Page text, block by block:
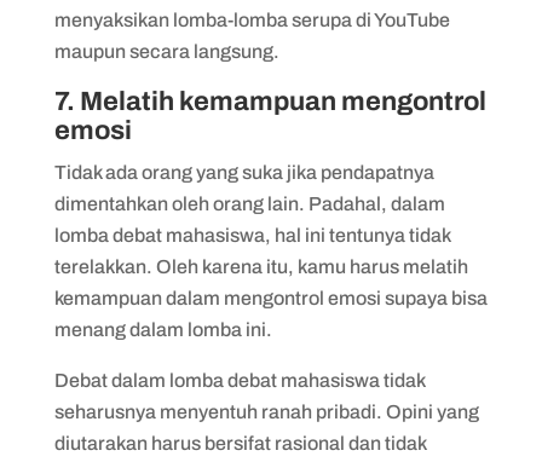
menyaksikan lomba-lomba serupa di YouTube
maupun secara langsung.
7. Melatih kemampuan mengontrol
emosi
Tidak ada orang yang suka jika pendapatnya
dimentahkan oleh orang lain. Padahal, dalam
lomba debat mahasiswa, hal ini tentunya tidak
terelakkan. Oleh karena itu, kamu harus melatih
kemampuan dalam mengontrol emosi supaya bisa
menang dalam lomba ini.
Debat dalam lomba debat mahasiswa tidak
seharusnya menyentuh ranah pribadi. Opini yang
diutarakan harus bersifat rasional dan tidak